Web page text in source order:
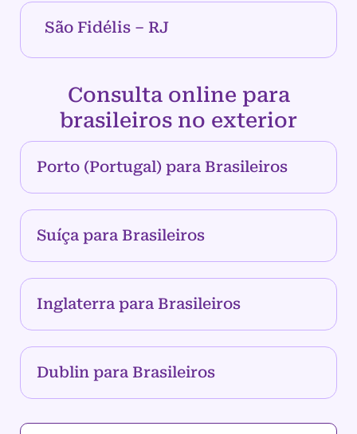
São Fidélis – RJ
Consulta online para
brasileiros no exterior
Porto (Portugal) para Brasileiros
Suíça para Brasileiros
Inglaterra para Brasileiros
Dublin para Brasileiros